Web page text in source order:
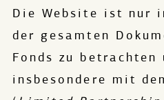
Impressum
Die Website ist nur
der gesamten
Fonds zu betrachten
insbesondere mit